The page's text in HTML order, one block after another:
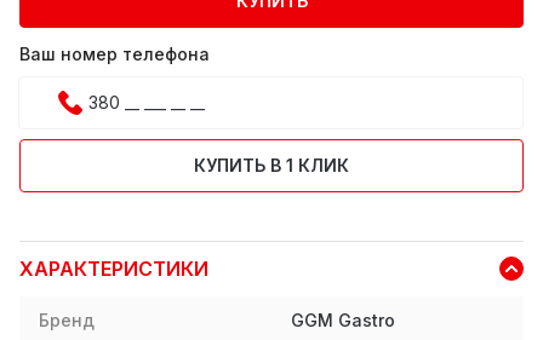
Ваш номер телефона
КУПИТЬ В 1 КЛИК
ХАРАКТЕРИСТИКИ
Бренд GGM Gastro